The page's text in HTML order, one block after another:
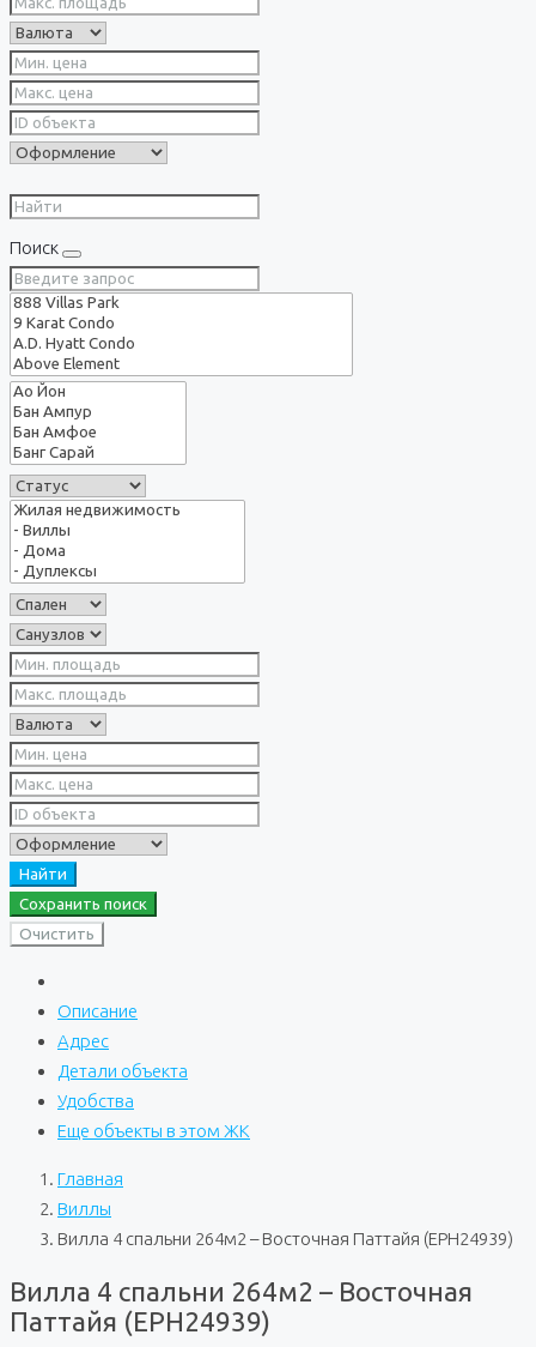
Поиск
Найти
Сохранить поиск
Очистить
Описание
Адрес
Детали объекта
Удобства
Еще объекты в этом ЖК
Главная
Виллы
Вилла 4 спальни 264м2 – Восточная Паттайя (EPH24939)
Вилла 4 спальни 264м2 – Восточная
Паттайя (EPH24939)